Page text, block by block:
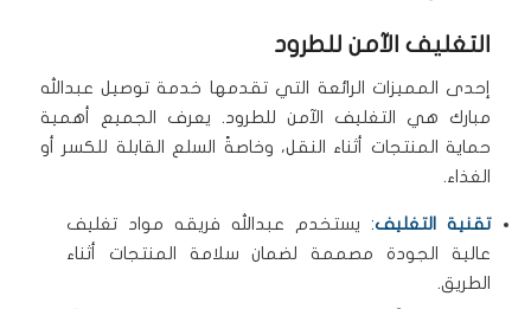
التغليف الآمن للطرود
إحدى المميزات الرائعة التي تقدمها خدمة توصيل عبدالله
مبارك هي التغليف الآمن للطرود. يعرف الجميع أهمية
حماية المنتجات أثناء النقل، وخاصةً السلع القابلة للكسر أو
الغذاء.
تقنية التغليف: يستخدم عبدالله فريقه مواد تغليف
عالية الجودة مصممة لضمان سلامة المنتجات أثناء
الطريق.